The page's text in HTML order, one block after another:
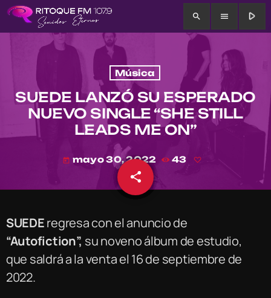
search menu play_arrow
Música
SUEDE LANZÓ SU ESPERADO
NUEVO SINGLE “SHE STILL
LEADS ME ON”
today mayo 30, 2022 43
share
email
SUEDEregresa con el anuncio de
“Autofiction”, su noveno álbum de estudio,
que saldrá a la venta el 16 de septiembre de
2022.